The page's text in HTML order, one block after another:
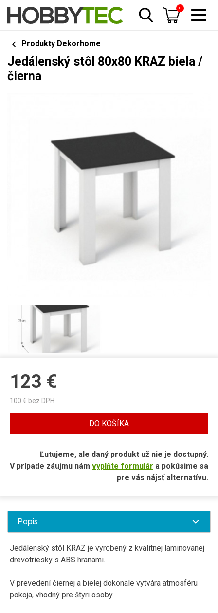
0
Produkty Dekorhome
Jedálenský stôl 80x80 KRAZ biela /
čierna
123 €
100 € bez DPH
DO KOŠÍKA
Ľutujeme, ale daný produkt už nie je dostupný.
V prípade záujmu nám vyplňte formulár a pokúsime sa
pre vás nájsť alternatívu.
Popis
Jedálenský stôl KRAZ je vyrobený z kvalitnej laminovanej
drevotriesky s ABS hranami.
V prevedení čiernej a bielej dokonale vytvára atmosféru
pokoja, vhodný pre štyri osoby.